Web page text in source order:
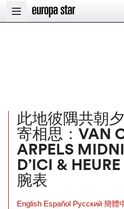
Open main menu
此地彼隅共朝
寄相思：VAN
ARPELS
D’ICI &
腕表
English Español Pусский 簡體